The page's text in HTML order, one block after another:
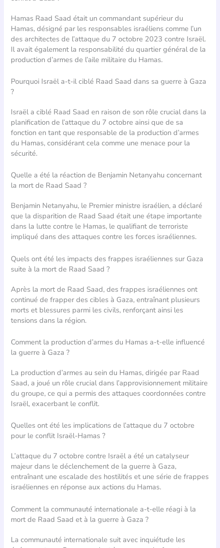
Hamas Raad Saad était un commandant supérieur du
Hamas, désigné par les responsables israéliens comme l’un
des architectes de l’attaque du 7 octobre 2023 contre Israël.
Il avait également la responsabilité du quartier général de la
production d’armes de l’aile militaire du Hamas.
Pourquoi Israël a-t-il ciblé Raad Saad dans sa guerre à Gaza
?
Israël a ciblé Raad Saad en raison de son rôle crucial dans la
planification de l’attaque du 7 octobre ainsi que de sa
fonction en tant que responsable de la production d’armes
du Hamas, considérant cela comme une menace pour la
sécurité.
Quelle a été la réaction de Benjamin Netanyahu concernant
la mort de Raad Saad ?
Benjamin Netanyahu, le Premier ministre israélien, a déclaré
que la disparition de Raad Saad était une étape importante
dans la lutte contre le Hamas, le qualifiant de terroriste
impliqué dans des attaques contre les forces israéliennes.
Quels ont été les impacts des frappes israéliennes sur Gaza
suite à la mort de Raad Saad ?
Après la mort de Raad Saad, des frappes israéliennes ont
continué de frapper des cibles à Gaza, entraînant plusieurs
morts et blessures parmi les civils, renforçant ainsi les
tensions dans la région.
Comment la production d’armes du Hamas a-t-elle influencé
la guerre à Gaza ?
La production d’armes au sein du Hamas, dirigée par Raad
Saad, a joué un rôle crucial dans l’approvisionnement militaire
du groupe, ce qui a permis des attaques coordonnées contre
Israël, exacerbant le conflit.
Quelles ont été les implications de l’attaque du 7 octobre
pour le conflit Israël-Hamas ?
L’attaque du 7 octobre contre Israël a été un catalyseur
majeur dans le déclenchement de la guerre à Gaza,
entraînant une escalade des hostilités et une série de frappes
israéliennes en réponse aux actions du Hamas.
Comment la communauté internationale a-t-elle réagi à la
mort de Raad Saad et à la guerre à Gaza ?
La communauté internationale suit avec inquiétude les